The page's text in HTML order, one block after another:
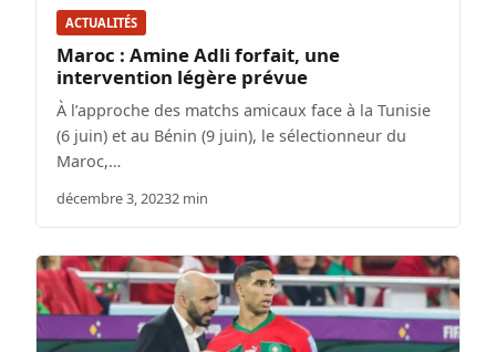
ACTUALITÉS
Maroc : Amine Adli forfait, une
intervention légère prévue
À l’approche des matchs amicaux face à la Tunisie
(6 juin) et au Bénin (9 juin), le sélectionneur du
Maroc,…
décembre 3, 20232 min